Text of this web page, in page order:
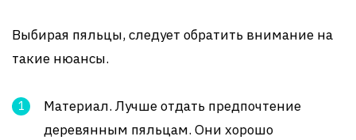
Выбирая пяльцы, следует обратить внимание на
такие нюансы.
Материал. Лучше отдать предпочтение
деревянным пяльцам. Они хорошо